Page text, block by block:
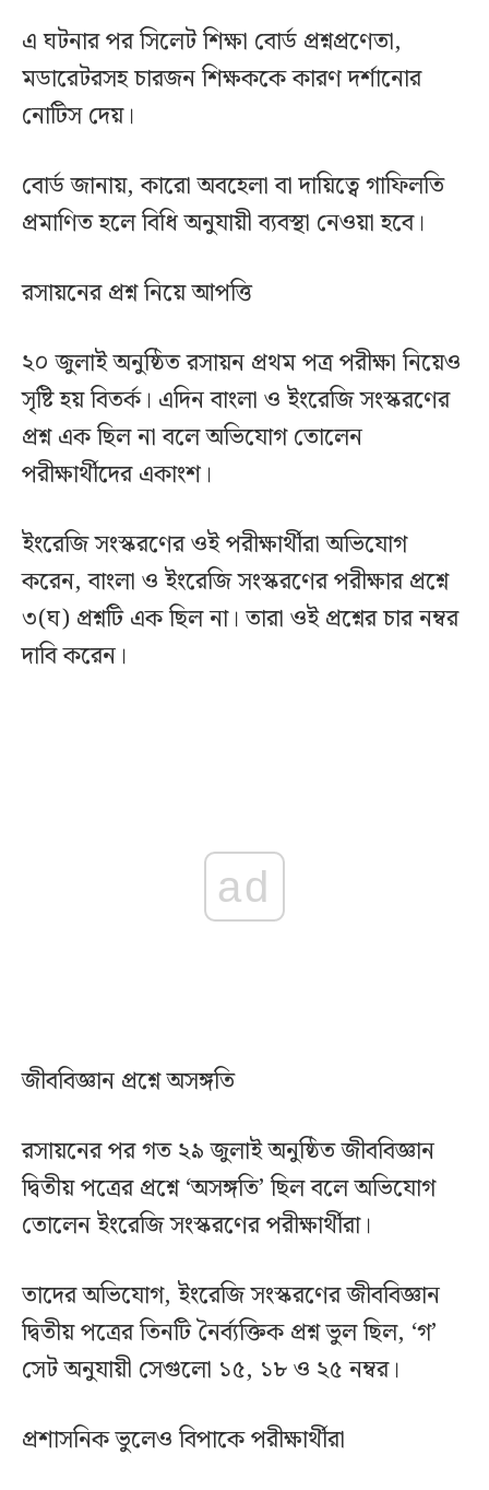
এ ঘটনার পর সিলেট শিক্ষা বোর্ড প্রশ্নপ্রণেতা,
মডারেটরসহ চারজন শিক্ষককে কারণ দর্শানোর
নোটিস দেয়।
বোর্ড জানায়, কারো অবহেলা বা দায়িত্বে গাফিলতি
প্রমাণিত হলে বিধি অনুযায়ী ব্যবস্থা নেওয়া হবে।
রসায়নের প্রশ্ন নিয়ে আপত্তি
২০ জুলাই অনুষ্ঠিত রসায়ন প্রথম পত্র পরীক্ষা নিয়েও
সৃষ্টি হয় বিতর্ক। এদিন বাংলা ও ইংরেজি সংস্করণের
প্রশ্ন এক ছিল না বলে অভিযোগ তোলেন
পরীক্ষার্থীদের একাংশ।
ইংরেজি সংস্করণের ওই পরীক্ষার্থীরা অভিযোগ
করেন, বাংলা ও ইংরেজি সংস্করণের পরীক্ষার প্রশ্নে
৩(ঘ) প্রশ্নটি এক ছিল না। তারা ওই প্রশ্নের চার নম্বর
দাবি করেন।
ad
জীববিজ্ঞান প্রশ্নে অসঙ্গতি
রসায়নের পর গত ২৯ জুলাই অনুষ্ঠিত জীববিজ্ঞান
দ্বিতীয় পত্রের প্রশ্নে ‘অসঙ্গতি’ ছিল বলে অভিযোগ
তোলেন ইংরেজি সংস্করণের পরীক্ষার্থীরা।
তাদের অভিযোগ, ইংরেজি সংস্করণের জীববিজ্ঞান
দ্বিতীয় পত্রের তিনটি নৈর্ব্যক্তিক প্রশ্ন ভুল ছিল, ‘গ’
সেট অনুযায়ী সেগুলো ১৫, ১৮ ও ২৫ নম্বর।
প্রশাসনিক ভুলেও বিপাকে পরীক্ষার্থীরা